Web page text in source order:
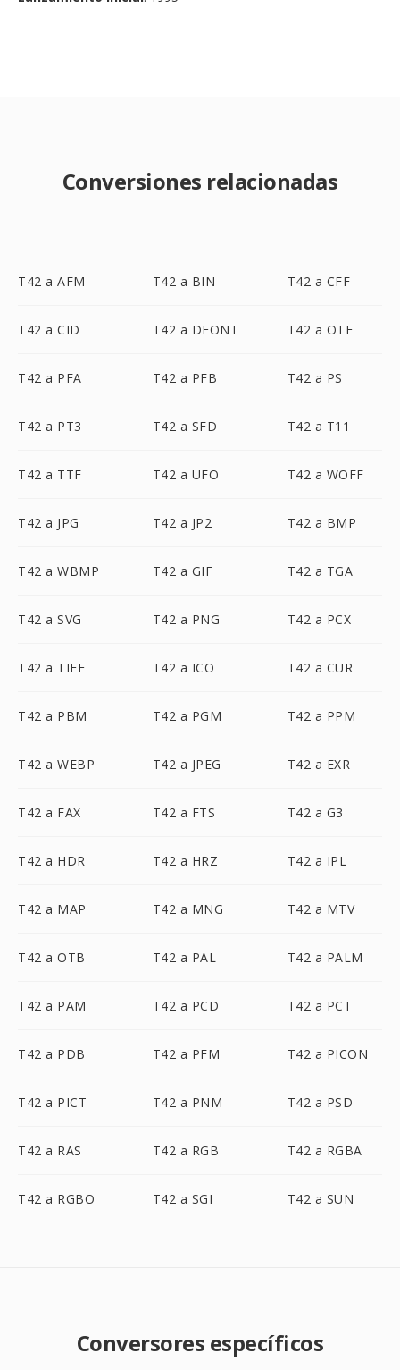
Conversiones relacionadas
T42 a AFM T42 a BIN T42 a CFF
T42 a CID T42 a DFONT T42 a OTF
T42 a PFA T42 a PFB T42 a PS
T42 a PT3 T42 a SFD T42 a T11
T42 a TTF T42 a UFO T42 a WOFF
T42 a JPG T42 a JP2 T42 a BMP
T42 a WBMP T42 a GIF T42 a TGA
T42 a SVG T42 a PNG T42 a PCX
T42 a TIFF T42 a ICO T42 a CUR
T42 a PBM T42 a PGM T42 a PPM
T42 a WEBP T42 a JPEG T42 a EXR
T42 a FAX T42 a FTS T42 a G3
T42 a HDR T42 a HRZ T42 a IPL
T42 a MAP T42 a MNG T42 a MTV
T42 a OTB T42 a PAL T42 a PALM
T42 a PAM T42 a PCD T42 a PCT
T42 a PDB T42 a PFM T42 a PICON
T42 a PICT T42 a PNM T42 a PSD
T42 a RAS T42 a RGB T42 a RGBA
T42 a RGBO T42 a SGI T42 a SUN
Conversores específicos